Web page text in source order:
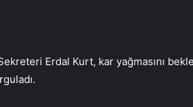
Erdal Kurt, kar yağmasını